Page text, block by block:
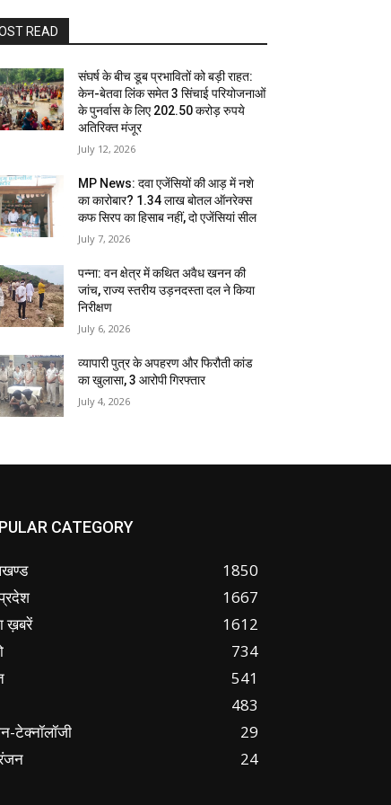
READ
संघर्ष के बीच डूब प्रभावितों को बड़ी राहत:
केन-बेतवा लिंक समेत 3 सिंचाई परियोजनाओं
के पुनर्वास के लिए 202.50 करोड़ रुपये
अतिरिक्त मंजूर
July 12, 2026
MP News: दवा एजेंसियों की आड़ में नशे
का कारोबार? 1.34 लाख बोतल ऑनरेक्स
कफ सिरप का हिसाब नहीं, दो एजेंसियां सील
July 7, 2026
पन्ना: वन क्षेत्र में कथित अवैध खनन की
जांच, राज्य स्तरीय उड़नदस्ता दल ने किया
निरीक्षण
July 6, 2026
व्यापारी पुत्र के अपहरण और फिरौती कांड
का खुलासा, 3 आरोपी गिरफ्तार
July 4, 2026
CATEGORY
1850
1667
ख़बरें
1612
734
541
483
टेक्नॉलॉजी
29
24